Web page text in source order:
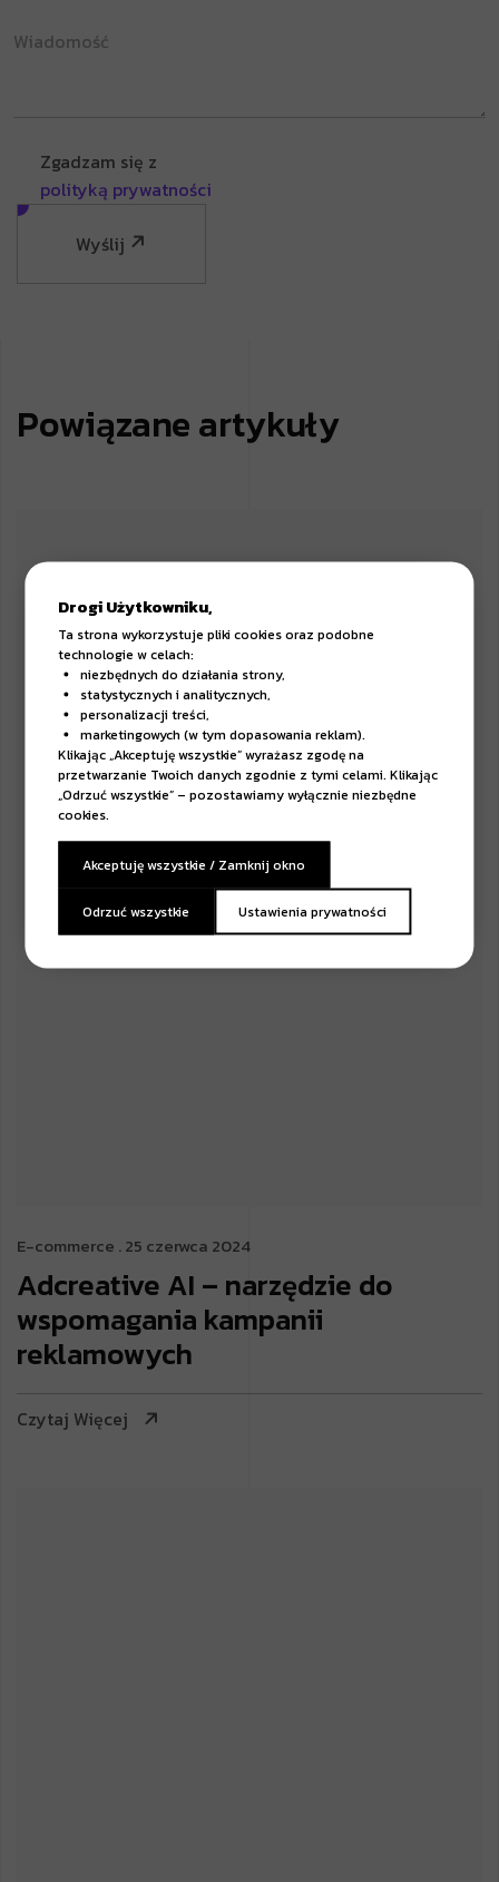
Zgadzam się z
polityką prywatności
Wyślij
Powiązane artykuły
E-commerce . 25 czerwca 2024
Adcreative AI – narzędzie do
wspomagania kampanii
reklamowych
Czytaj Więcej
Drogi Użytkowniku,
Ta strona wykorzystuje pliki cookies oraz podobne
technologie w celach:
niezbędnych do działania strony,
statystycznych i analitycznych,
personalizacji treści,
marketingowych (w tym dopasowania reklam).
Klikając „Akceptuję wszystkie” wyrażasz zgodę na
przetwarzanie Twoich danych zgodnie z tymi celami. Klikając
„Odrzuć wszystkie” – pozostawiamy wyłącznie niezbędne
cookies.
Akceptuję wszystkie / Zamknij okno
Odrzuć wszystkie Ustawienia prywatności